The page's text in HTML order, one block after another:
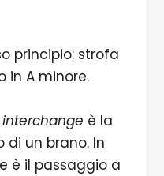
principio: strofa
in A minore.
è la
di un brano. In
è il passaggio a